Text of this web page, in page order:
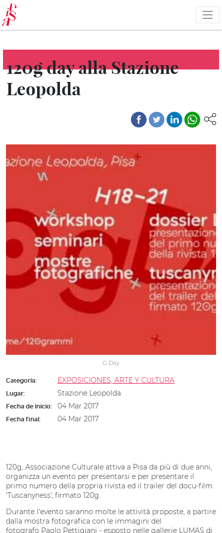
Pasar
al
contenido
principal
120g day alla Stazione
Leopolda
G Day
Categoría: EXPOSICIONES, ARTE Y CULTURA
Lugar: Stazione Leopolda
Fecha de inicio: 04 Mar 2017
Fecha final: 04 Mar 2017
120g, Associazione Culturale attiva a Pisa da più di due anni,
organizza un evento per presentarsi e per presentare il
primo numero della propria rivista ed il trailer del docu-film
'Tuscanyness', firmato 120g.
Durante l'evento saranno molte le attività proposte, a partire
dalla mostra fotografica con le immagini del
fotografo Paolo Pettigiani - esposto nelle gallerie LUMAS di